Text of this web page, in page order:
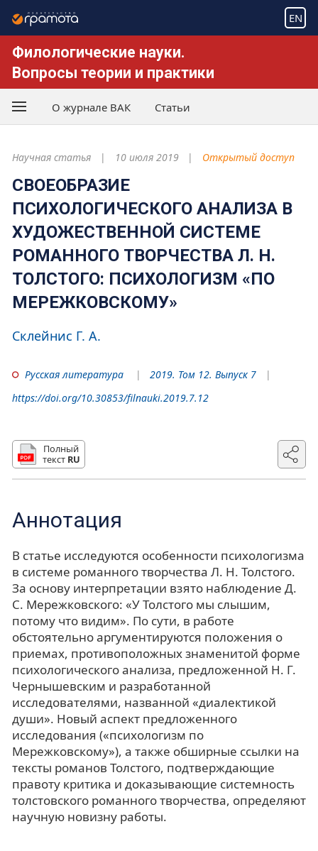
EN
Филологические науки.
Вопросы теории и практики
О журнале ВАК Статьи
Научная статья 10 июля 2019 Открытый доступ
СВОЕОБРАЗИЕ
ПСИХОЛОГИЧЕСКОГО АНАЛИЗА В
ХУДОЖЕСТВЕННОЙ СИСТЕМЕ
РОМАННОГО ТВОРЧЕСТВА Л. Н.
ТОЛСТОГО: ПСИХОЛОГИЗМ «ПО
МЕРЕЖКОВСКОМУ»
Склейнис Г. А.
Русская литература
2019. Том 12. Выпуск 7
https://doi.org/10.30853/filnauki.2019.7.12
Полный
текст RU
Аннотация
В статье исследуются особенности психологизма
в системе романного творчества Л. Н. Толстого.
За основу интерпретации взято наблюдение Д.
С. Мережковского: «У Толстого мы слышим,
потому что видим». По сути, в работе
обстоятельно аргументируются положения о
приемах, противоположных знаменитой форме
психологического анализа, предложенной Н. Г.
Чернышевским и разработанной
исследователями, названной «диалектикой
души». Новый аспект предложенного
исследования («психологизм по
Мережковскому»), а также обширные ссылки на
тексты романов Толстого, подтверждающие
правоту критика и доказывающие системность
толстовского романного творчества, определяют
научную новизну работы.